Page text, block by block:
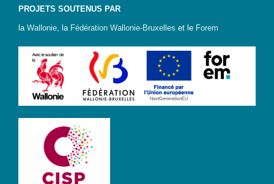
PROJETS SOUTENUS PAR
la Wallonie , la Fédération Wallonie-Bruxelles et le Forem